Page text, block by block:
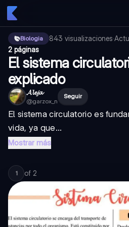
Biologia 843 visualizaciones·
2 páginas
El sistema
explicado
𝓐𝓵𝓮𝓳𝓪
@garzox_n
Seguir
El sistema circulatorio es
vida, ya que...
Mostrar más
1 of 2